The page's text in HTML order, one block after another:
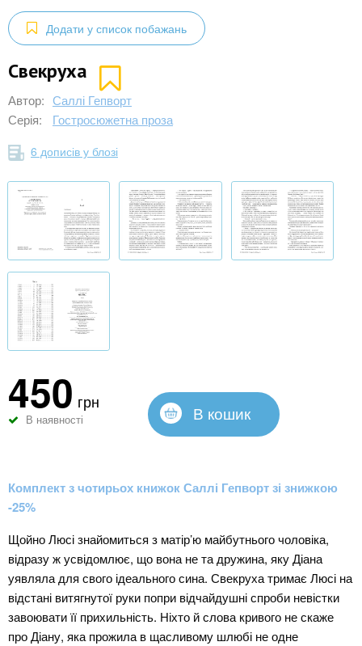
Додати у список побажань
Свекруха
Автор: Саллі Гепворт
Серія:
Гостросюжетна проза
6 дописів у блозі
450 грн
В наявності В кошик
Комплект з чотирьох книжок Саллі Гепворт зі знижкою
-25%
Щойно Люсі знайомиться з матір’ю майбутнього чоловіка,
відразу ж усвідомлює, що вона не та дружина, яку Діана
уявляла для свого ідеального сина. Свекруха тримає Люсі на
відстані витягнутої руки попри відчайдушні спроби невістки
завоювати її прихильність. Ніхто й слова кривого не скаже
про Діану, яка прожила в щасливому шлюбі не одне